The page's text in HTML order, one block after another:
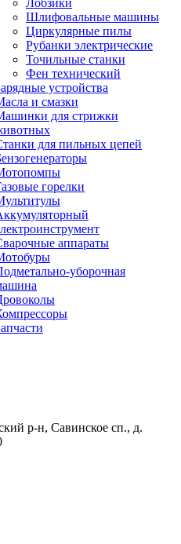
Лобзики
Шлифовальные машины
Циркулярные пилы
Рубанки электрические
Точильные станки
Фен технический
устройства
и смазки
для стрижки
для пильных цепей
горелки
аппараты
уборочная
р-н, Савинское сп., д.